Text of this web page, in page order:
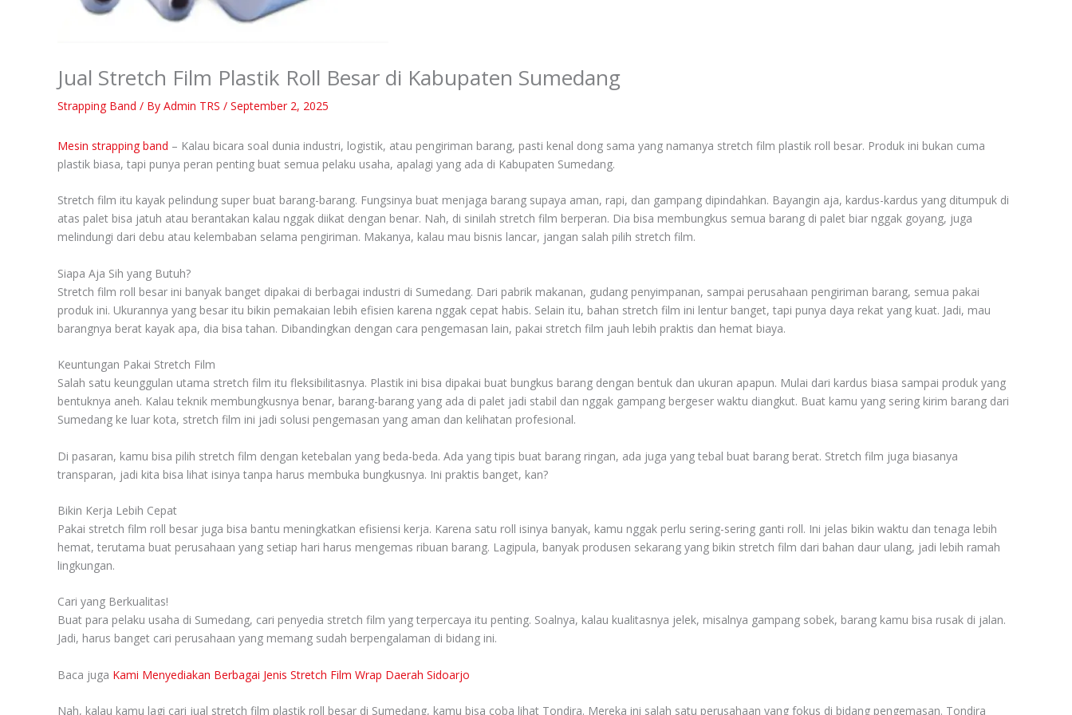
Jual Stretch Film Plastik Roll Besar di Kabupaten Sumedang
Strapping Band / By Admin TRS / September 2, 2025
Mesin strapping band – Kalau bicara soal dunia industri, logistik, atau pengiriman barang, pasti kenal dong sama yang namanya stretch film plastik roll besar. Produk ini bukan cuma
plastik biasa, tapi punya peran penting buat semua pelaku usaha, apalagi yang ada di Kabupaten Sumedang.
Stretch film itu kayak pelindung super buat barang-barang. Fungsinya buat menjaga barang supaya aman, rapi, dan gampang dipindahkan. Bayangin aja, kardus-kardus yang ditumpuk di
atas palet bisa jatuh atau berantakan kalau nggak diikat dengan benar. Nah, di sinilah stretch film berperan. Dia bisa membungkus semua barang di palet biar nggak goyang, juga
melindungi dari debu atau kelembaban selama pengiriman. Makanya, kalau mau bisnis lancar, jangan salah pilih stretch film.
Siapa Aja Sih yang Butuh?
Stretch film roll besar ini banyak banget dipakai di berbagai industri di Sumedang. Dari pabrik makanan, gudang penyimpanan, sampai perusahaan pengiriman barang, semua pakai
produk ini. Ukurannya yang besar itu bikin pemakaian lebih efisien karena nggak cepat habis. Selain itu, bahan stretch film ini lentur banget, tapi punya daya rekat yang kuat. Jadi, mau
barangnya berat kayak apa, dia bisa tahan. Dibandingkan dengan cara pengemasan lain, pakai stretch film jauh lebih praktis dan hemat biaya.
Keuntungan Pakai Stretch Film
Salah satu keunggulan utama stretch film itu fleksibilitasnya. Plastik ini bisa dipakai buat bungkus barang dengan bentuk dan ukuran apapun. Mulai dari kardus biasa sampai produk yang
bentuknya aneh. Kalau teknik membungkusnya benar, barang-barang yang ada di palet jadi stabil dan nggak gampang bergeser waktu diangkut. Buat kamu yang sering kirim barang dari
Sumedang ke luar kota, stretch film ini jadi solusi pengemasan yang aman dan kelihatan profesional.
Di pasaran, kamu bisa pilih stretch film dengan ketebalan yang beda-beda. Ada yang tipis buat barang ringan, ada juga yang tebal buat barang berat. Stretch film juga biasanya
transparan, jadi kita bisa lihat isinya tanpa harus membuka bungkusnya. Ini praktis banget, kan?
Bikin Kerja Lebih Cepat
Pakai stretch film roll besar juga bisa bantu meningkatkan efisiensi kerja. Karena satu roll isinya banyak, kamu nggak perlu sering-sering ganti roll. Ini jelas bikin waktu dan tenaga lebih
hemat, terutama buat perusahaan yang setiap hari harus mengemas ribuan barang. Lagipula, banyak produsen sekarang yang bikin stretch film dari bahan daur ulang, jadi lebih ramah
lingkungan.
Cari yang Berkualitas!
Buat para pelaku usaha di Sumedang, cari penyedia stretch film yang terpercaya itu penting. Soalnya, kalau kualitasnya jelek, misalnya gampang sobek, barang kamu bisa rusak di jalan.
Jadi, harus banget cari perusahaan yang memang sudah berpengalaman di bidang ini.
Baca juga Kami Menyediakan Berbagai Jenis Stretch Film Wrap Daerah Sidoarjo
Nah, kalau kamu lagi cari jual stretch film plastik roll besar di Sumedang, kamu bisa coba lihat Tondira. Mereka ini salah satu perusahaan yang fokus di bidang pengemasan. Tondira